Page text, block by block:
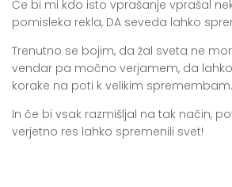
Če bi mi kdo isto vprašanje vprašal
pomisleka rekla, DA seveda lahko
Trenutno se bojim, da žal sveta ne
vendar pa močno verjamem, da
korake na poti k velikim spremembam.
In če bi vsak razmišljal na tak način,
verjetno res lahko spremenili svet!